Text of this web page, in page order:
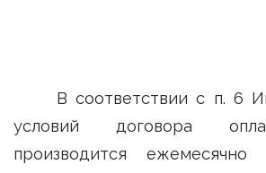
В соответствии с п. 6
условий договора
производится